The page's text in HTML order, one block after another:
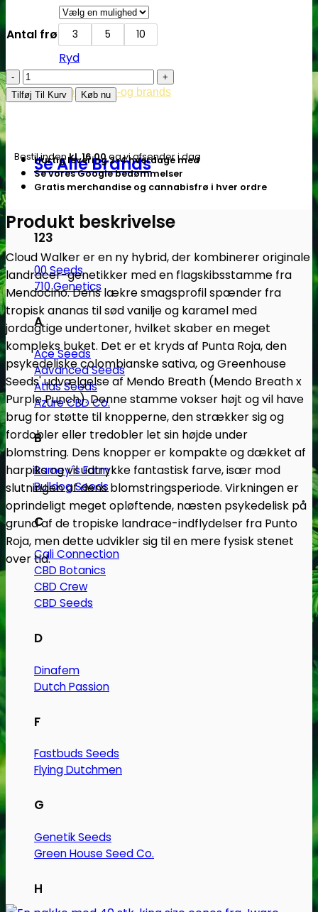
Cannabisavlere -og brands
Se Alle Brands
123
00 Seeds
710 Genetics
A
Ace Seeds
Advanced Seeds
Atlas Seeds
Azure CBD Co.
B
Barney´s Farm
Bulldog Seeds
C
Cali Connection
CBD Botanics
CBD Crew
CBD Seeds
D
Dinafem
Dutch Passion
F
Fastbuds Seeds
Flying Dutchmen
G
Genetik Seeds
Green House Seed Co.
H
Antal frø 3 5 10
Ryd
Cloud
Walker
frø
–
House
Seeds
antal
Tilføj Til Kurv Køb nu
Bestil indenkl. 16.00og vi afsender i dag
Hurtig levering 2-4 hverdage med
Se vores Google bedømmelser
Gratis merchandise og cannabisfrø i hver ordre
Produkt beskrivelse
Cloud Walker er en ny hybrid, der kombinerer originale
landracer-genetikker med en flagskibsstamme fra
Mendocino. Dens lækre smagsprofil spænder fra
tropisk ananas til sød vanilje og karamel med
jordagtige undertoner, hvilket skaber en meget
kompleks buket. Det er et kryds af Punta Roja, den
psykedeliske colombianske sativa, og Greenhouse
Seeds' udvælgelse af Mendo Breath (Mendo Breath x
Purple Punch). Denne stamme vokser højt og vil have
brug for støtte til knopperne, den strækker sig og
fordobler eller tredobler let sin højde under
blomstring. Dens knopper er kompakte og dækket af
harpiks og vil udtrykke fantastisk farve, især mod
slutningen af dens blomstringsperiode. Virkningen er
oprindeligt meget opløftende, næsten psykedelisk på
grund af de tropiske landrace-indflydelser fra Punto
Roja, men dette udvikler sig til en mere fysisk stenet
over tid.